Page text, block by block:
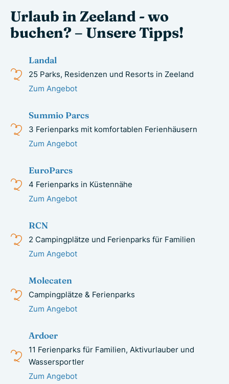
Urlaub in Zeeland - wo
buchen? – Unsere Tipps!
Landal
25 Parks, Residenzen und Resorts in Zeeland
Zum Angebot
Summio Parcs
3 Ferienparks mit komfortablen Ferienhäusern
Zum Angebot
EuroParcs
4 Ferienparks in Küstennähe
Zum Angebot
RCN
2 Campingplätze und Ferienparks für Familien
Zum Angebot
Molecaten
Campingplätze & Ferienparks
Zum Angebot
Ardoer
11 Ferienparks für Familien, Aktivurlauber und
Wassersportler
Zum Angebot